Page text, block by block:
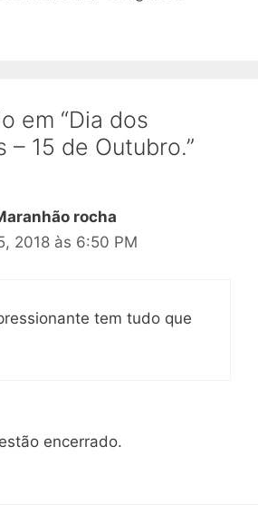
em “Dia dos
– 15 de Outubro.”
rocha
2018 às 6:50 PM
tem tudo que
encerrado.